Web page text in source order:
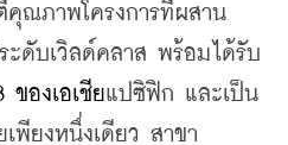
ณภาพโครงการที่ผสาน
ะดับเวิลด์คลาส พร้อมได้รับ
องเอเชียแปซิฟิก และเป็น